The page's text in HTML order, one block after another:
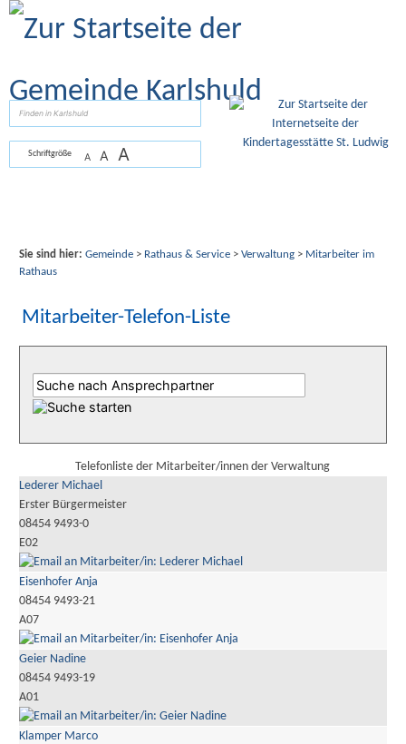
Zum Inhalt
Schriftgröße A A A
Sie sind hier: Gemeinde> Rathaus & Service> Verwaltung> Mitarbeiter im
Rathaus
Mitarbeiter-Telefon-Liste
Telefonliste der Mitarbeiter/innen der Verwaltung
Lederer Michael
Erster Bürgermeister
08454 9493-0
E02
Eisenhofer Anja
08454 9493-21
A07
Geier Nadine
08454 9493-19
A01
Klamper Marco